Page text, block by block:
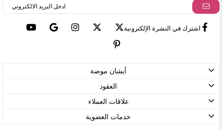
اشترك في النشرة الإلكترونية
أيشان موضة
العقود
علاقات العملاء
خدمات العضوية